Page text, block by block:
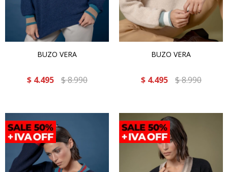
BUZO VERA
$ 4.495 $8.990
BUZO VERA
$ 4.495 $8.990